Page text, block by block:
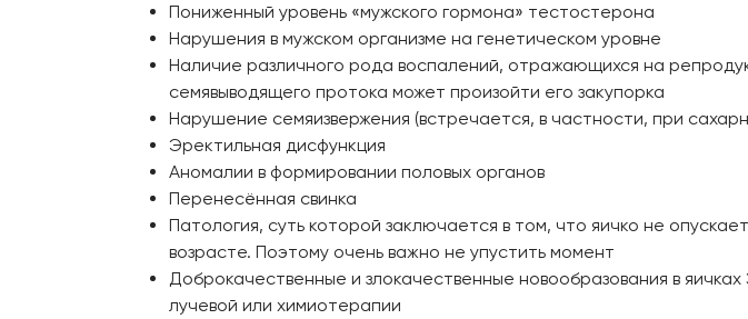
Пониженный уровень «мужского гормона» тестостерона
Нарушения в мужском организме на генетическом уровне
Наличие различного рода воспалений, отражающихся на
семявыводящего протока может произойти его закупорка
Нарушение семяизвержения (встречается, в частности, при
Эректильная дисфункция
Аномалии в формировании половых органов
Перенесённая свинка
Патология, суть которой заключается в том, что яичко не
возрасте. Поэтому очень важно не упустить момент
Доброкачественные и злокачественные новообразования в
лучевой или химиотерапии